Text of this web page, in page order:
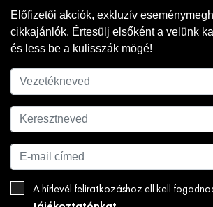
Előfizetői akciók, exkluzív
cikkajánlók. Értesülj elsőként a velünk
és less be a kulisszák mögé!
A hírlevél feliratkozáshoz ell kell